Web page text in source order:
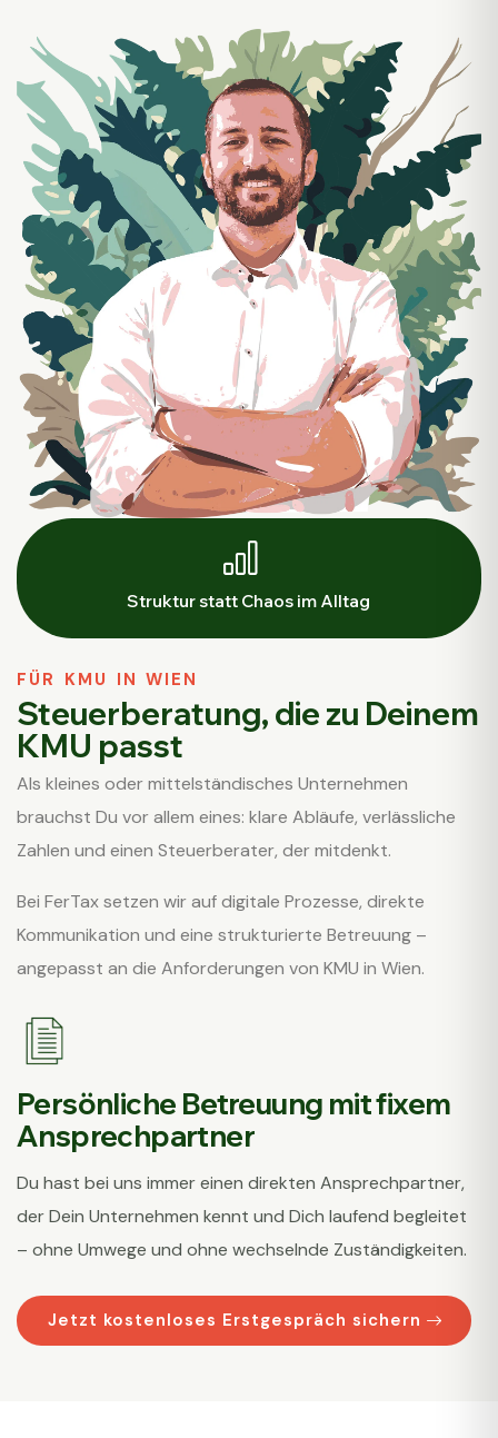
Struktur statt Chaos im Alltag
FÜR KMU IN WIEN
Steuerberatung, die zu Deinem
KMU passt
Als kleines oder mittelständisches Unternehmen
brauchst Du vor allem eines: klare Abläufe, verlässliche
Zahlen und einen Steuerberater, der mitdenkt.
Bei FerTax setzen wir auf digitale Prozesse, direkte
Kommunikation und eine strukturierte Betreuung –
angepasst an die Anforderungen von KMU in Wien.
Persönliche Betreuung mit fixem
Ansprechpartner
Du hast bei uns immer einen direkten Ansprechpartner,
der Dein Unternehmen kennt und Dich laufend begleitet
– ohne Umwege und ohne wechselnde Zuständigkeiten.
Jetzt kostenloses Erstgespräch sichern